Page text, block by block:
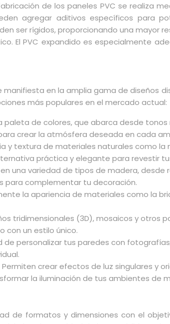
de los paneles PVC se realiza
agregar aditivos específicos para
ser rígidos, proporcionando una mayor
El PVC expandido es especialmente
manifiesta en la amplia gama de
más populares en el mercado actual:
paleta de colores, que abarca desde
crear la atmósfera deseada en cada
y textura de materiales naturales como
práctica y elegante para revestir
una variedad de tipos de madera,
para complementar tu decoración.
la apariencia de materiales como la
tridimensionales (3D), mosaicos y
con un estilo único.
de personalizar tus paredes con
Permiten crear efectos de luz singulares y
la iluminación de tus ambientes de
de formatos y dimensiones con el